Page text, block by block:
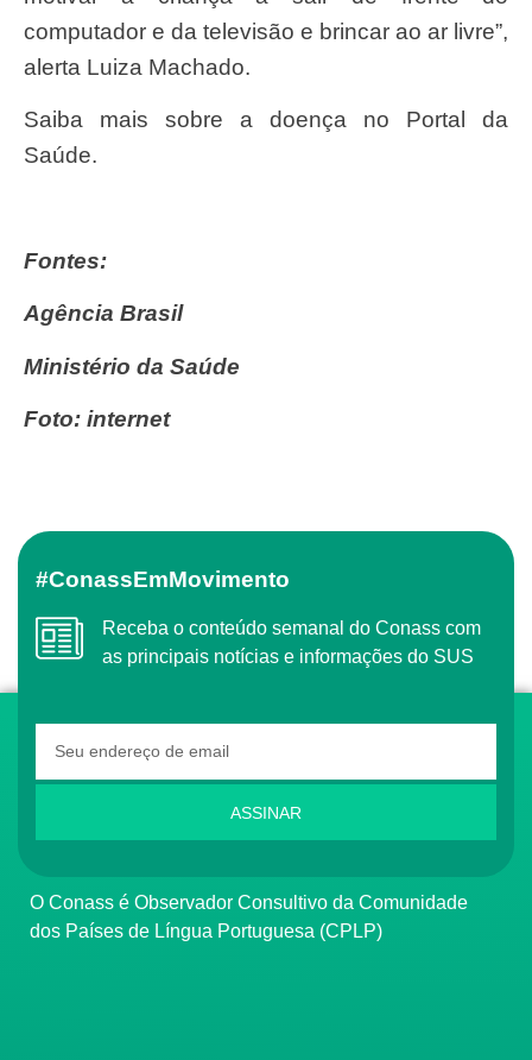
computador e da televisão e brincar ao ar livre”,
alerta Luiza Machado.
Saiba mais sobre a doença no Portal da
Saúde.
Fontes:
Agência Brasil
Ministério da Saúde
Foto: internet
#ConassEmMovimento
Receba o conteúdo semanal do Conass com
as principais notícias e informações do SUS
ASSINAR
O Conass é Observador Consultivo da Comunidade
dos Países de Língua Portuguesa (CPLP)